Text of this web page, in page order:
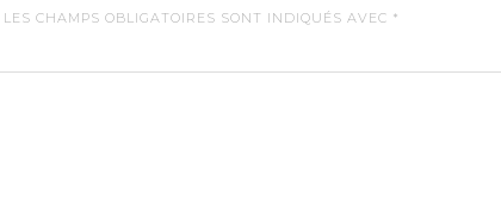
LES CHAMPS OBLIGATOIRES SONT INDIQUÉS AVEC *